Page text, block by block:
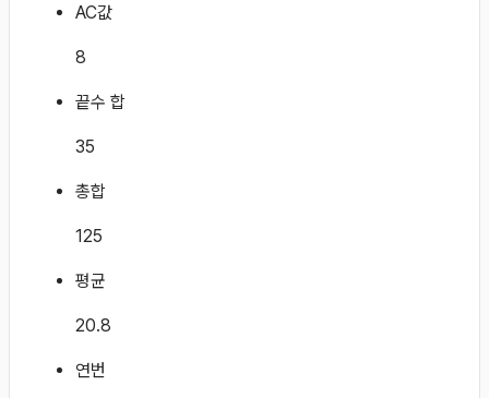
AC값
8
끝수 합
35
총합
125
평균
20.8
연번